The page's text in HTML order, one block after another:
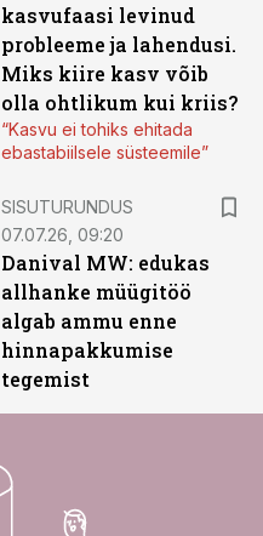
kasvufaasi levinud
probleeme ja lahendusi.
Miks kiire kasv võib
olla ohtlikum kui kriis?
“Kasvu ei tohiks ehitada
ebastabiilsele süsteemile”
SISUTURUNDUS
07.07.26, 09:20
Danival MW: edukas
allhanke müügitöö
algab ammu enne
hinnapakkumise
tegemist